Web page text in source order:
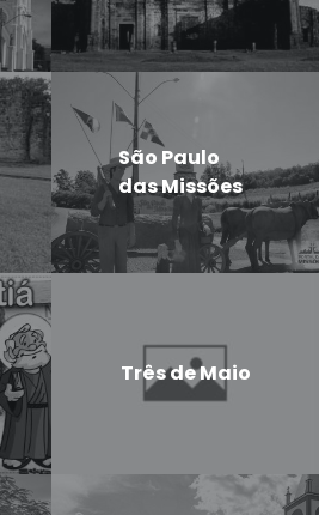
São Paulo
das Missões
Três de Maio